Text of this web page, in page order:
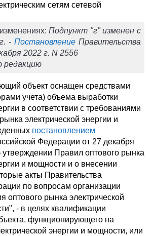
сетям сетевой
Подпункт "г" изменен с
г. -Постановление Правительства
2022 г. N 2556
редакцию
объект оснащен средствами
учета) объема выработки
в соответствии с требованиями
электрической энергии и
постановлением
Федерации от 27 декабря
утверждении Правил оптового рынка
и мощности и о внесении
акты Правительства
по вопросам организации
оптового рынка электрической
- в целях квалификации
функционирующего на
энергии и мощности, или